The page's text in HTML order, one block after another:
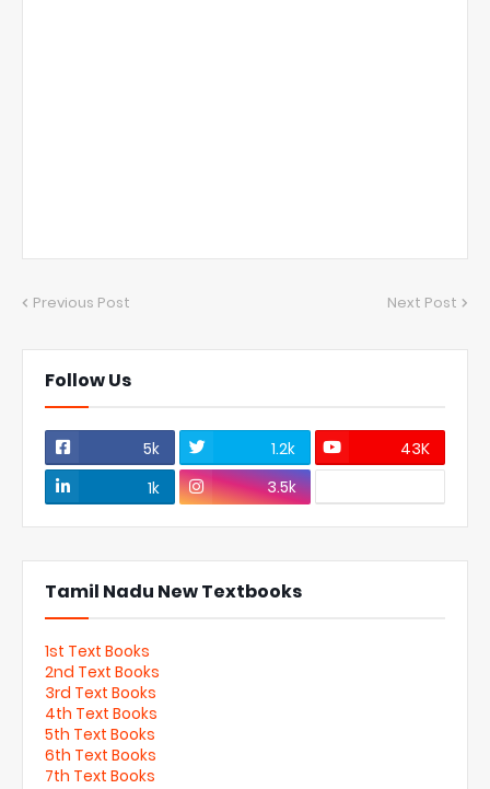
Previous Post Next Post
Follow Us
5k 1.2k
43K
1k
3.5k
Tamil Nadu New Textbooks
1st Text Books
2nd Text Books
3rd Text Books
4th Text Books
5th Text Books
6th Text Books
7th Text Books